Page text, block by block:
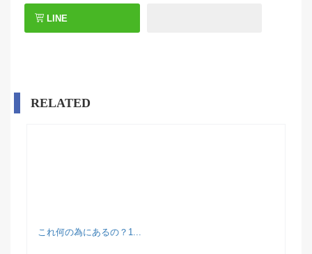
LINE
RELATED
これ何の為にあるの？1...